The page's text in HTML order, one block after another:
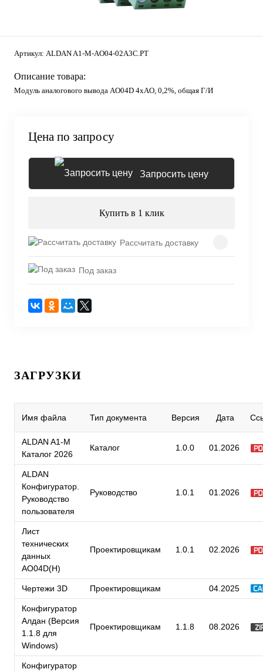
Артикул: ALDAN A1-M-AO04-02A3C.PT
Описание товара:
Модуль аналогового вывода AO04D 4хAO, 0,2%, общая Г/И
Цена по запросу
Запросить цену
Купить в 1 клик
Рассчитать доставку
Под заказ
ЗАГРУЗКИ
Имя файла Тип документа Версия Дата
ALDAN A1-M
Каталог 2026
Каталог 1.0.0 01.2026
ALDAN
Конфигуратор.
Руководство
пользователя
Руководство 1.0.1 01.2026
Лист
технических
данных
AO04D(H)
Проектировщикам 1.0.1 02.2026
Чертежи 3D Проектировщикам 04.2025
Конфигуратор
Алдан (Версия
1.1.8 для
Windows)
Проектировщикам 1.1.8 08.2026
Конфигуратор